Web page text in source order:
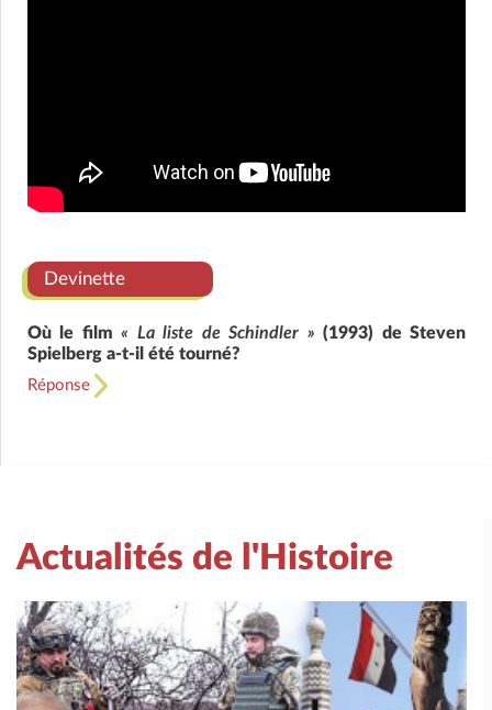
Devinette
Où le film« La liste de Schindler » (1993) de Steven
Spielberg a-t-il été tourné?
Réponse
Actualités de l'Histoire